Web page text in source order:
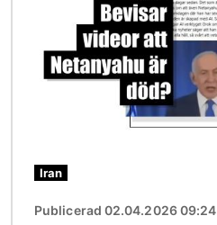
Iran
Publicerad 02.04.2026 09:24